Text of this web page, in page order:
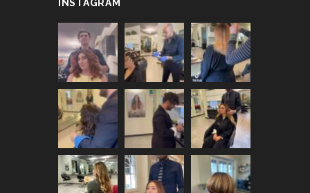
INSTAGRAM